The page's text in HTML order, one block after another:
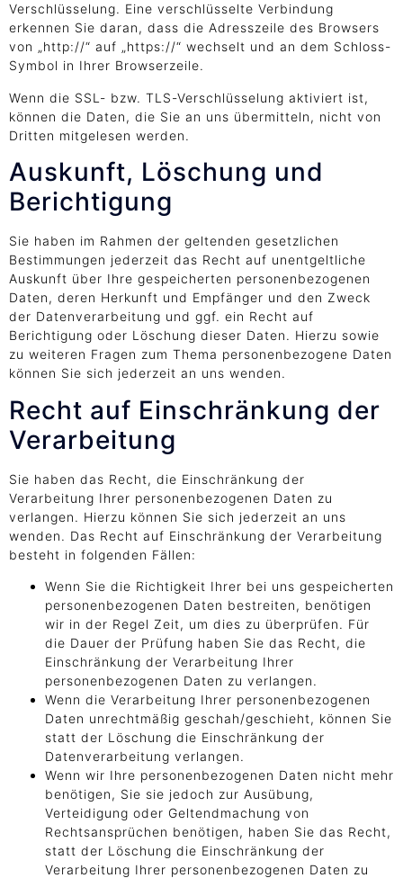
Verschlüsselung. Eine verschlüsselte Verbindung
erkennen Sie daran, dass die Adresszeile des Browsers
von „http://“ auf „https://“ wechselt und an dem Schloss-
Symbol in Ihrer Browserzeile.
Wenn die SSL- bzw. TLS-Verschlüsselung aktiviert ist,
können die Daten, die Sie an uns übermitteln, nicht von
Dritten mitgelesen werden.
Auskunft, Löschung und
Berichtigung
Sie haben im Rahmen der geltenden gesetzlichen
Bestimmungen jederzeit das Recht auf unentgeltliche
Auskunft über Ihre gespeicherten personenbezogenen
Daten, deren Herkunft und Empfänger und den Zweck
der Datenverarbeitung und ggf. ein Recht auf
Berichtigung oder Löschung dieser Daten. Hierzu sowie
zu weiteren Fragen zum Thema personenbezogene Daten
können Sie sich jederzeit an uns wenden.
Recht auf Einschränkung der
Verarbeitung
Sie haben das Recht, die Einschränkung der
Verarbeitung Ihrer personenbezogenen Daten zu
verlangen. Hierzu können Sie sich jederzeit an uns
wenden. Das Recht auf Einschränkung der Verarbeitung
besteht in folgenden Fällen:
Wenn Sie die Richtigkeit Ihrer bei uns gespeicherten
personenbezogenen Daten bestreiten, benötigen
wir in der Regel Zeit, um dies zu überprüfen. Für
die Dauer der Prüfung haben Sie das Recht, die
Einschränkung der Verarbeitung Ihrer
personenbezogenen Daten zu verlangen.
Wenn die Verarbeitung Ihrer personenbezogenen
Daten unrechtmäßig geschah/geschieht, können Sie
statt der Löschung die Einschränkung der
Datenverarbeitung verlangen.
Wenn wir Ihre personenbezogenen Daten nicht mehr
benötigen, Sie sie jedoch zur Ausübung,
Verteidigung oder Geltendmachung von
Rechtsansprüchen benötigen, haben Sie das Recht,
statt der Löschung die Einschränkung der
Verarbeitung Ihrer personenbezogenen Daten zu